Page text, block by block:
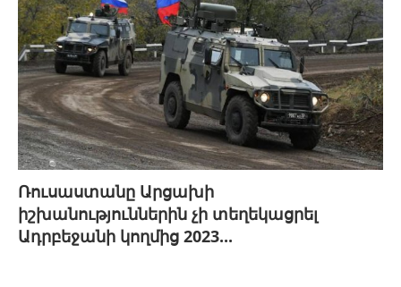
Ռուսաստանը Արցախի
իշխանություններին չի տեղեկացրել
Ադրբեջանի կողմից 2023...